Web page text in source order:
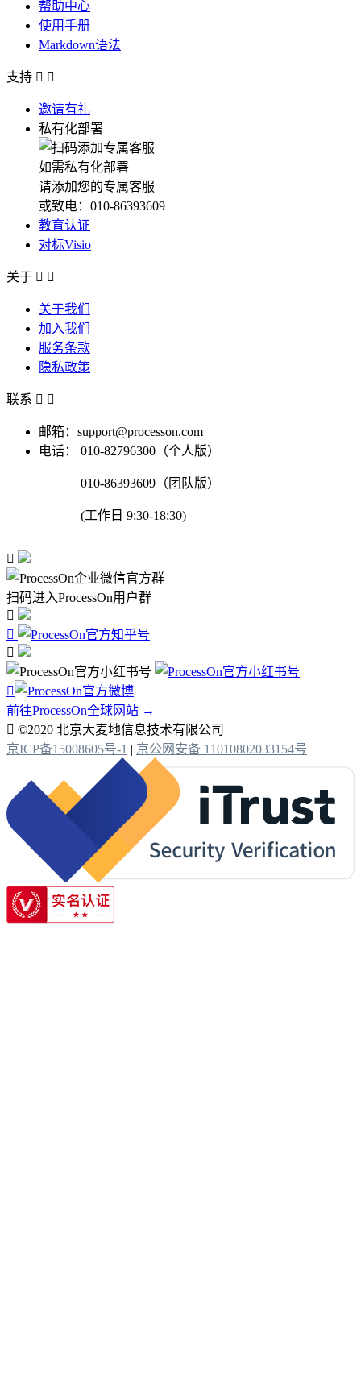
帮助中心
使用手册
Markdown语法
支持  
邀请有礼
私有化部署
如需私有化部署
请添加您的专属客服
或致电：010-86393609
教育认证
对标Visio
关于  
关于我们
加入我们
服务条款
隐私政策
联系  
邮箱：support@processon.com
电话：
010-82796300（个人版）
010-86393609（团队版）
(工作日 9:30-18:30)

扫码进入ProcessOn用户群




前往ProcessOn全球网站 →
 ©2020 北京大麦地信息技术有限公司
京ICP备15008605号-1 | 京公网安备 11010802033154号